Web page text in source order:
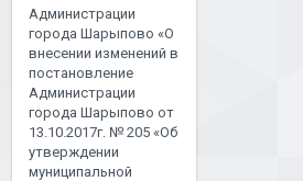
Администрации
города Шарыпово «О
внесении изменений в
постановление
Администрации
города Шарыпово от
13.10.2017г. № 205 «Об
утверждении
муниципальной